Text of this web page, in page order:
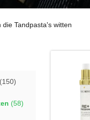
die Tandpasta's witten
(150)
(58)